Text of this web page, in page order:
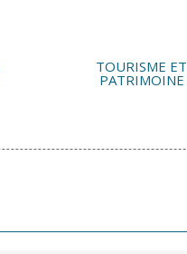
TOURISME ET
PATRIMOINE